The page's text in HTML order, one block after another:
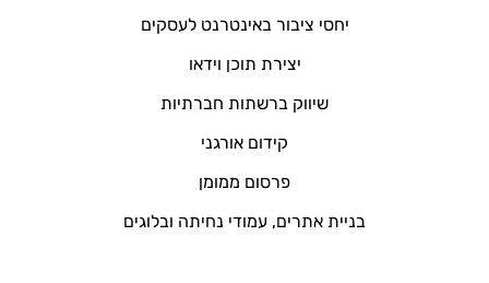
יחסי ציבור באינטרנט לעסקים
יצירת תוכן וידאו
שיווק ברשתות חברתיות
קידום אורגני
פרסום ממומן
בניית אתרים, עמודי נחיתה ובלוגים